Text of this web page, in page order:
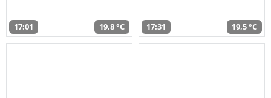
17:01 19,8 °C 17:31 19,5 °C